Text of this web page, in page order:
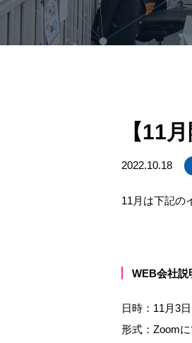
【11
2022.10.18
11月は下記の
WEB会社説
日時：11月3
形式：Zoomに